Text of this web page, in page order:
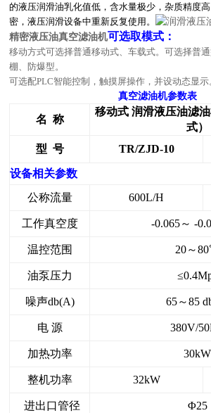
的液压润滑油乳化值低，含水量极少，杂质精度
密，液压润滑设备中重新反复使用。
精密液压油真空滤油机可选取模式：
移动方式可选择普通移动式、车载式。可选择普
棚、防爆型。
可选配PLC智能控制，触摸屏操作，并设动态显示
真空滤油机参数表
名 称
移动式 润滑液压油滤
式）
型 号
TR/ZJD-10
设备相关参数
公称流量
600L/H
工作真空度 -0.065～ -
温控范围 20～
油泵压力
噪声db(A) 65～85
电 源 380V/
加热功率 30kW
整机功率 32kW
进出口管径 Φ25